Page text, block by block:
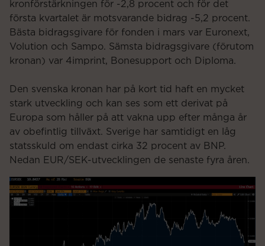
kronförstärkningen för -2,8 procent och för det
första kvartalet är motsvarande bidrag -5,2 procent.
Bästa bidragsgivare för fonden i mars var Euronext,
Volution och Sampo. Sämsta bidragsgivare (förutom
kronan) var 4imprint, Bonesupport och Diploma.
Den svenska kronan har på kort tid haft en mycket
stark utveckling och kan ses som ett derivat på
Europa som håller på att vakna upp efter många år
av obefintlig tillväxt. Sverige har samtidigt en låg
statsskuld om endast cirka 32 procent av BNP.
Nedan EUR/SEK-utvecklingen de senaste fyra åren.